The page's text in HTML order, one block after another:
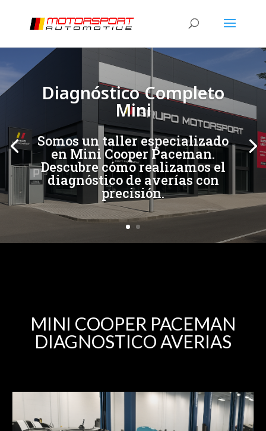
Diagnóstico Completo
Mini
Somos un taller especializado
en Mini Cooper Paceman.
Descubre cómo realizamos el
diagnóstico de averías con
precisión.
[/et_pb_slide][/et_pb_slide]
MINI COOPER PACEMAN
DIAGNOSTICO AVERIAS